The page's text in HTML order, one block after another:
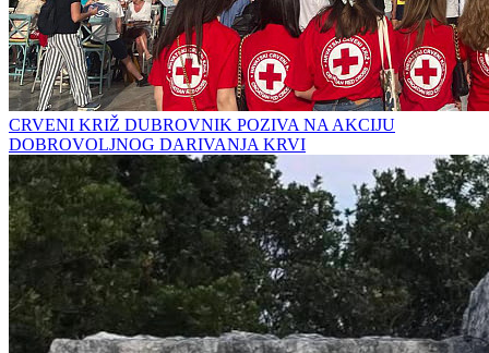
CRVENI KRIŽ DUBROVNIK POZIVA NA AKCIJU
DOBROVOLJNOG DARIVANJA KRVI